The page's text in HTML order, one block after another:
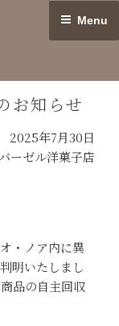
Menu
お知らせ
2025年7月30日
ーゼル洋菓子店
・ノア内に異
明いたしまし
品の自主回収